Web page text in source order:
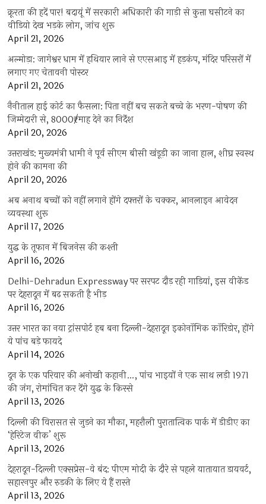
क्रूरता की हदें पार! बदायूं में सरकारी अधिकारी की गाड़ी से कुत्ता घसीटने का
वीडियो देख भड़के लोग, जांच शुरू
April 21, 2026
अल्मोड़ा: जागेश्वर धाम में हथियार लाने से एएसआइ में हड़कंप, मंदिर परिसरों में
लगाए गए चेतावनी पोस्टर
April 21, 2026
नैनीताल हाई कोर्ट का फैसला: पिता नहीं बच सकते बच्चे के भरण-पोषण की
जिम्मेदारी से, 8000₹/माह देने का निर्देश
April 20, 2026
उत्तराखंड: मुख्यमंत्री धामी ने पूर्व सीएम बीसी खंडूड़ी का जाना हाल, शीघ्र स्वस्थ
होने की कामना की
April 20, 2026
अब अनाथ बच्चों को नहीं लगाने होंगे दफ्तरों के चक्कर, आनलाइन आवेदन
व्यवस्था शुरू
April 17, 2026
युद्ध के तूफान में बिजनेस की कश्ती
April 16, 2026
Delhi-Dehradun Expressway पर सरपट दौड़ रही गाड़ियां, इस वीकेंड
पर देहरादून में बढ़ सकती है भीड़
April 16, 2026
उत्तर भारत का नया ट्रांसपोर्ट हब बना दिल्ली-देहरादून इकोनॉमिक कॉरिडोर, होंगे
ये पांच बड़े फायदे
April 14, 2026
दून के एक परिवार की अनोखी कहानी…, पांच भाइयों ने एक साथ लड़ी 1971
की जंग, रोमांचित कर देंगे युद्ध के किस्से
April 13, 2026
दिल्ली की विरासत से जुड़ने का मौका, महरौली पुरातात्विक पार्क में डीडीए का
‘हेरिटेज वीक’ शुरू
April 13, 2026
देहरादून-दिल्ली एक्सप्रेस-वे बंद: पीएम मोदी के दौरे से पहले यातायात डायवर्ट,
सहारनपुर और रुड़की के लिए ये हैं रास्ते
April 13, 2026